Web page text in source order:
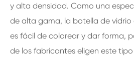
y alta densidad. Como una
de alta gama, la botella de
es fácil de colorear y dar forma,
de los fabricantes eligen este